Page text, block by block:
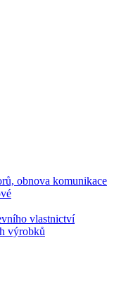
obnova komunikace
vlastnictví
výrobků